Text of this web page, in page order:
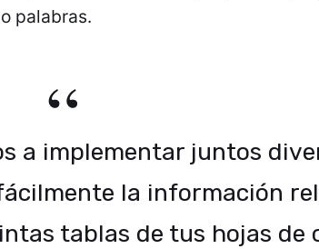
palabras.
a implementar juntos
la información
tablas de tus hojas de